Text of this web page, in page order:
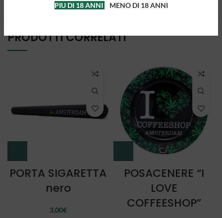
PIU DI 18 ANNI MENO DI 18 ANNI
PRODOTTI CORRELATI
PORTA SIGARETTA
nero
3,00€
POSACENERE “I
LOVE
COFFEESHOP”